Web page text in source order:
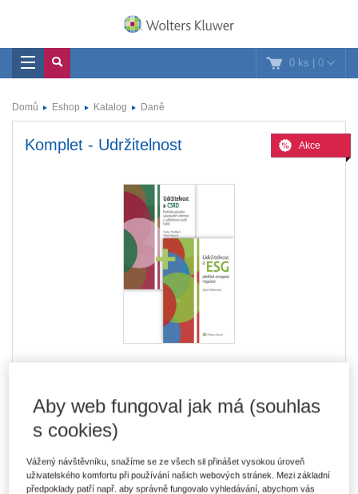
0 ks | 0
Domů Eshop Katalog Daně
Akce
Komplet - Udržitelnost
Ušetříte 362 Kč
DMOC 1 308 Kč
Skladem- expedice do 2 pracovních dnů
Ušetříte 142 Kč
Původně 947 Kč
V prodeji - ihned k dispozici
Co je Smarteca?
Aby web fungoval jak má (souhlas
s cookies)
Vážený návštěvníku, snažíme se ze všech sil přinášet vysokou úroveň
uživatelského komfortu při používání našich webových stránek. Mezi základní
předpoklady patří např. aby správně fungovalo vyhledávání, abychom vás